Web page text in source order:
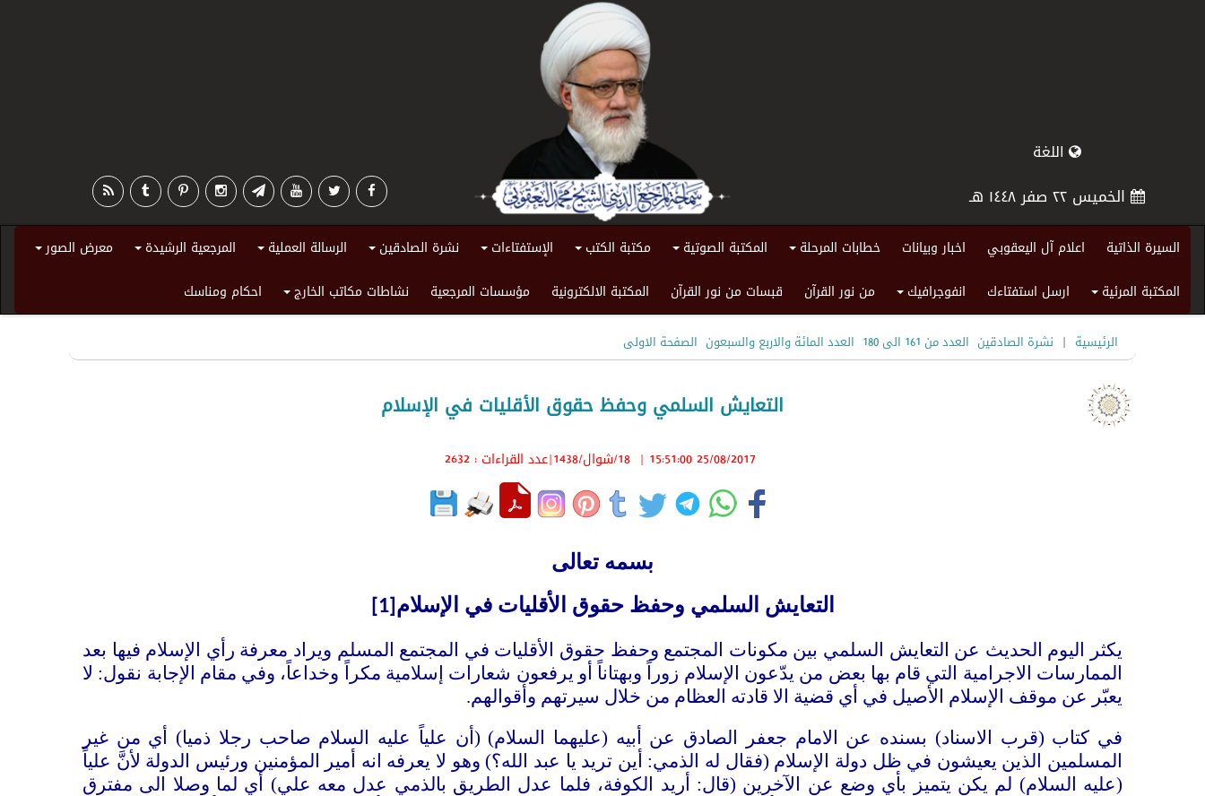
اللغة
الخميس ٢٢ صفر ١٤٤٨ هـ
السيرة الذاتية اعلام آل اليعقوبي اخبار وبيانات خطابات المرحلة المكتبة الصوتية مكتبة الكتب الإستفتاءات نشرة الصادقين الرسالة العملية المرجعية الرشيدة معرض الصور
المكتبة المرئية ارسل استفتاءك انفوجرافيك من نور القرآن قبسات من نور القرآن المكتبة الالكترونية مؤسسات المرجعية نشاطات مكاتب الخارج احكام ومناسك
الرئيسية | نشرة الصادقين العدد من 161 الى 180 العدد المائة والاربع والسبعون الصفحة الاولى
التعايش السلمي وحفظ حقوق الأقليات في الإسلام
25/08/2017 15:51:00
| 18/شوال/1438 |عدد القراءات : 2632
بسمه تعالى
التعايش السلمي وحفظ حقوق الأقليات في الإسلام [1]
يكثر اليوم الحديث عن التعايش السلمي بين مكونات المجتمع وحفظ حقوق الأقليات في المجتمع المسلم ويراد معرفة رأي الإسلام فيها بعد
الممارسات الاجرامية التي قام بها بعض من يدّعون الإسلام زوراً وبهتاناً أو يرفعون شعارات إسلامية مكراً وخداعاً، وفي مقام الإجابة نقول: لا
يعبّر عن موقف الإسلام الأصيل في أي قضية الا قادته العظام من خلال سيرتهم وأقوالهم.
في كتاب (قرب الاسناد) بسنده عن الامام جعفر الصادق عن أبيه (عليهما السلام) (أن علياً عليه السلام صاحب رجلا ذميا) أي من غير
المسلمين الذين يعيشون في ظل دولة الإسلام (فقال له الذمي: أين تريد يا عبد الله؟) وهو لا يعرفه انه أمير المؤمنين ورئيس الدولة لأنَّ علياً
(عليه السلام) لم يكن يتميز بأي وضع عن الآخرين (قال: أريد الكوفة، فلما عدل الطريق بالذمي عدل معه علي) أي لما وصلا الى مفترق